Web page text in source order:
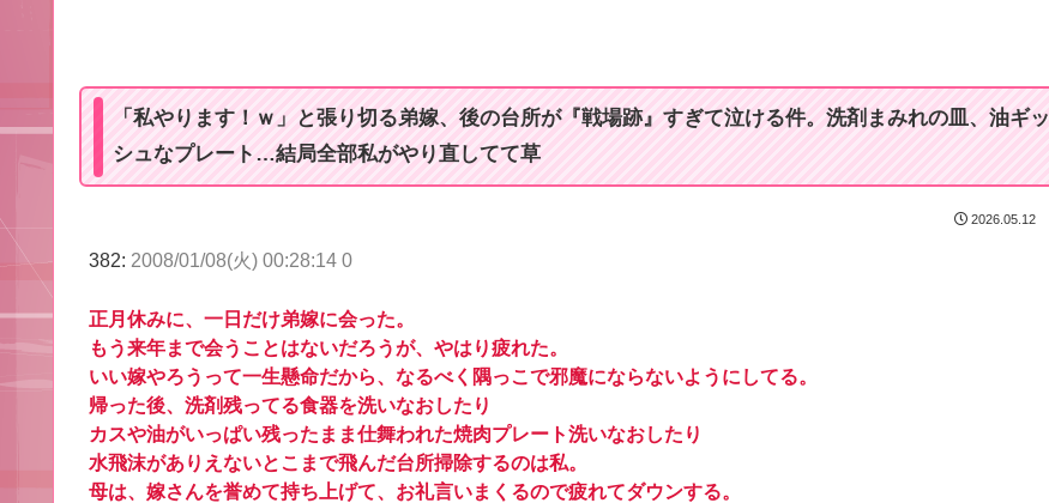
t
「私やります！ｗ」と張り切る弟嫁、後の台所が『戦場跡』すぎて泣ける件。洗剤まみれの皿、油ギッ
シュなプレート…結局全部私がやり直してて草
2026.05.12
382: 2008/01/08(火) 00:28:14 0
正月休みに、一日だけ弟嫁に会った。
もう来年まで会うことはないだろうが、やはり疲れた。
いい嫁やろうって一生懸命だから、なるべく隅っこで邪魔にならないようにしてる。
帰った後、洗剤残ってる食器を洗いなおしたり
カスや油がいっぱい残ったまま仕舞われた焼肉プレート洗いなおしたり
水飛沫がありえないとこまで飛んだ台所掃除するのは私。
母は、嫁さんを誉めて持ち上げて、お礼言いまくるので疲れてダウンする。